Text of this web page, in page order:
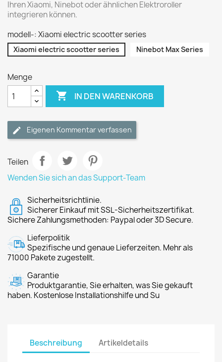
Ihren Xiaomi, Ninebot oder ähnlichen Elektroroller
integrieren können.
modell-: Xiaomi electric scootter series
Xiaomi electric scootter series Ninebot Max Series
Menge
 IN DEN WARENKORB
Eigenen Kommentar verfassen
Teilen
Wenden Sie sich an das Support-Team
Sicherheitsrichtlinie.
Sicherer Einkauf mit SSL-Sicherheitszertifikat.
Sichere Zahlungsmethoden: Paypal oder 3D Secure.
Lieferpolitik
Spezifische und genaue Lieferzeiten. Mehr als
71000 Pakete zugestellt.
Garantie
Produktgarantie, Sie erhalten, was Sie gekauft
haben. Kostenlose Installationshilfe und Su
Beschreibung Artikeldetails